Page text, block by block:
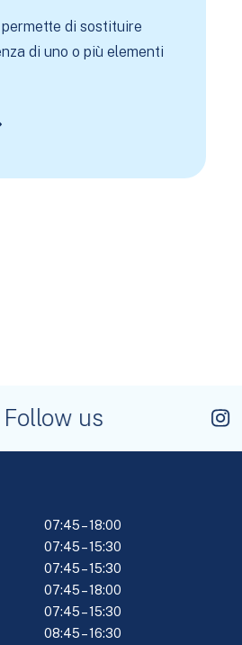
permette di sostituire
di uno o più elementi
us
07:45 – 18:00
07:45 – 15:30
07:45 – 15:30
07:45 – 18:00
07:45 – 15:30
08:45 – 16:30